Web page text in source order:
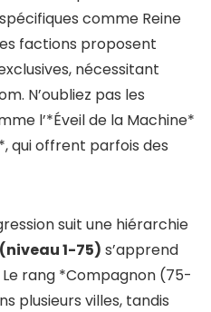
comme Reine
factions proposent
nécessitant
N’oubliez pas les
l’*Éveil de la Machine*
qui offrent parfois des
suit une hiérarchie
1-75) s’apprend
rang *Compagnon (75-
plusieurs villes, tandis